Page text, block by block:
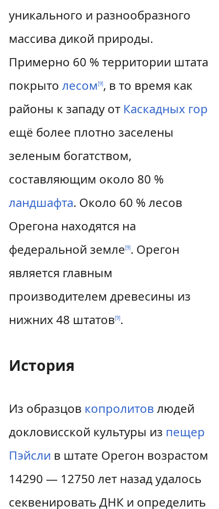
уникального и разнообразного
массива дикой природы.
Примерно 60 % территории штата
покрыто лесом[9], в то время как
районы к западу от Каскадных гор
ещё более плотно заселены
зеленым богатством,
составляющим около 80 %
ландшафта. Около 60 % лесов
Орегона находятся на
федеральной земле[9]. Орегон
является главным
производителем древесины из
нижних 48 штатов[9].
История
Из образцов копролитов людей
докловисской культуры из пещер
Пэйсли в штате Орегон возрастом
14290 — 12750 лет назад удалось
секвенировать ДНК и определить